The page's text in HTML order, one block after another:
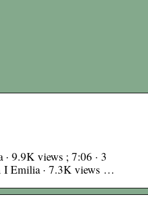
9.9K views ; 7:06 · 3
I Emilia · 7.3K views …